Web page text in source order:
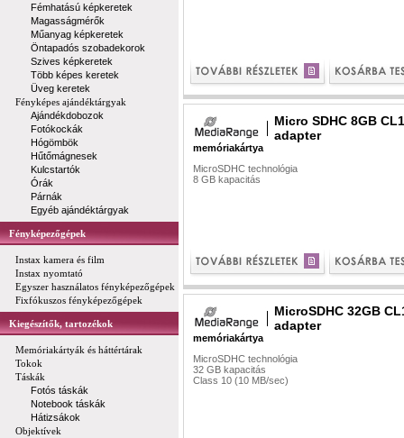
Fémhatású képkeretek
Magasságmérők
Műanyag képkeretek
Öntapadós szobadekorok
Szives képkeretek
Több képes keretek
Üveg keretek
Fényképes ajándéktárgyak
Ajándékdobozok
Fotókockák
Hógömbök
Hűtőmágnesek
Kulcstartók
Órák
Párnák
Egyéb ajándéktárgyak
Fényképezőgépek
Instax kamera és film
Instax nyomtató
Egyszer használatos fényképezőgépek
Fixfókuszos fényképezőgépek
Kiegészítők, tartozékok
Memóriakártyák és háttértárak
Tokok
Táskák
Fotós táskák
Notebook táskák
Hátizsákok
Objektívek
Micro SDHC 8GB
adapter
memóriakártya
MicroSDHC technológia
8 GB kapacitás
MicroSDHC 32GB
adapter
memóriakártya
MicroSDHC technológia
32 GB kapacitás
Class 10 (10 MB/sec)